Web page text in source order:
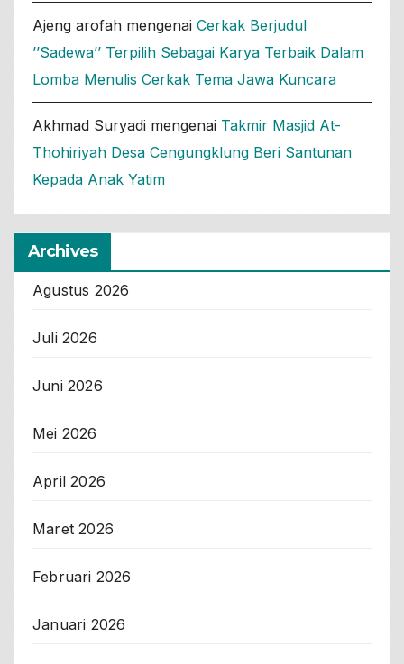
Ajeng arofah mengenai Cerkak Berjudul
’’Sadewa’’ Terpilih Sebagai Karya Terbaik Dalam
Lomba Menulis Cerkak Tema Jawa Kuncara
Akhmad Suryadi mengenai Takmir Masjid At-
Thohiriyah Desa Cengungklung Beri Santunan
Kepada Anak Yatim
Archives
Agustus 2026
Juli 2026
Juni 2026
Mei 2026
April 2026
Maret 2026
Februari 2026
Januari 2026